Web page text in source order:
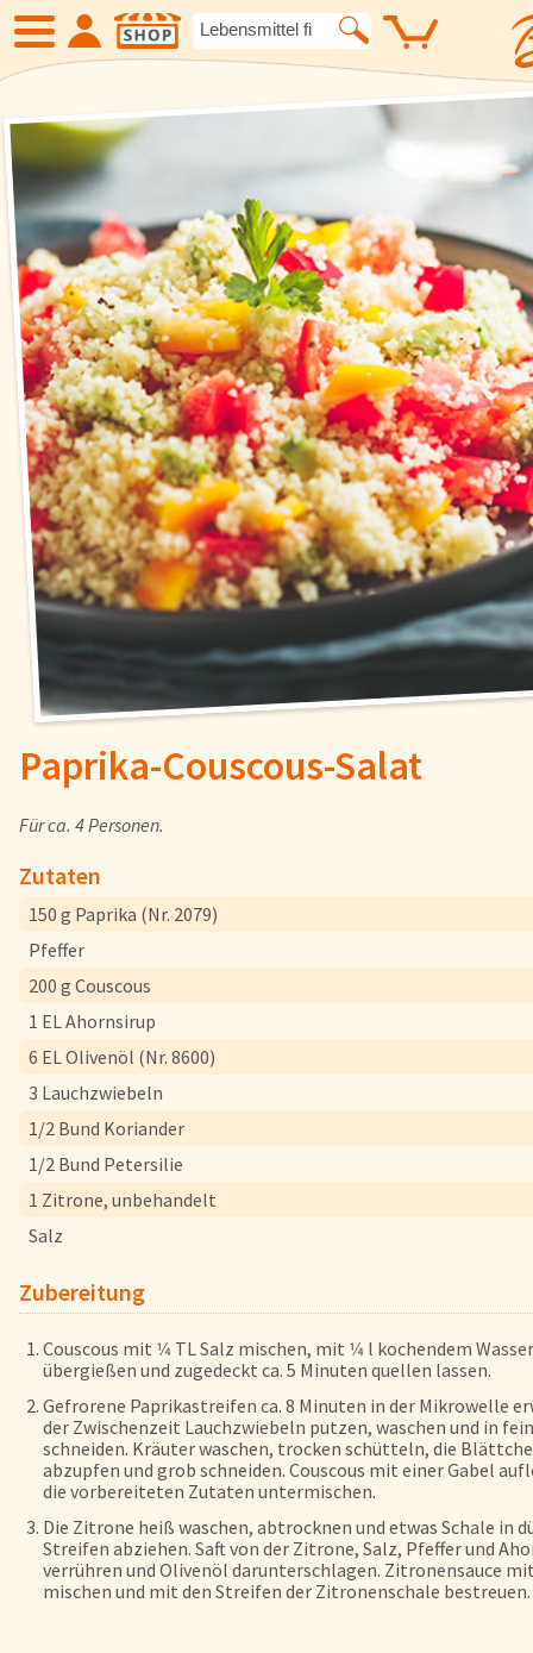
SHOP
Neue Produkte Angebote
Eiskrem Früchte
Gemüse Suppen
Kartoffelspezialitäten Gewürze
Geflügel Fleisch
Fisch Pizzen und
Snacks
Schnelle Mahlzeiten
Über uns
Qualität
Presse & News
Rezepte
Karriere
FAQs
Bezahlung & Lieferung
Nährwerte & Allergene
Herkunftsländer
Warenkorb
Startseite
Genussflyer
Kontakt
Impressum
AGB & Datenschutz
Registrieren
Paprika-Couscous-Salat
Für ca. 4 Personen.
Zutaten
150 g Paprika (Nr. 2079)
Pfeffer
200 g Couscous
1 EL Ahornsirup
6 EL Olivenöl (Nr. 8600)
3 Lauchzwiebeln
1/2 Bund Koriander
1/2 Bund Petersilie
1 Zitrone, unbehandelt
Salz
Zubereitung
Couscous mit 1⁄4 TL Salz mischen, mit 1⁄4 l kochendem
übergießen und zugedeckt ca. 5 Minuten quellen lassen.
Gefrorene Paprikastreifen ca. 8 Minuten in der Mikrowelle
der Zwischenzeit Lauchzwiebeln putzen, waschen und in
schneiden. Kräuter waschen, trocken schütteln, die
abzupfen und grob schneiden. Couscous mit einer Gabel
die vorbereiteten Zutaten untermischen.
Die Zitrone heiß waschen, abtrocknen und etwas Schale in
Streifen abziehen. Saft von der Zitrone, Salz, Pfeffer und
verrühren und Olivenöl darunterschlagen. Zitronensauce
mischen und mit den Streifen der Zitronenschale bestreuen.